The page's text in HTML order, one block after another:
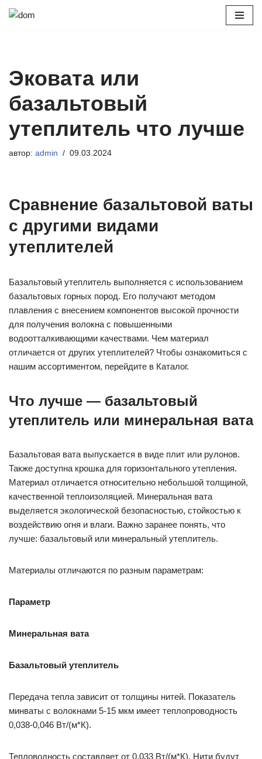
Эковата или
базальтовый
утеплитель что лучше
автор: admin 09.03.2024
Сравнение базальтовой ваты
с другими видами
утеплителей
Базальтовый утеплитель выполняется с использованием
базальтовых горных пород. Его получают методом
плавления с внесением компонентов высокой прочности
для получения волокна с повышенными
водоотталкивающими качествами. Чем материал
отличается от других утеплителей? Чтобы ознакомиться с
нашим ассортиментом, перейдите в Каталог.
Что лучше — базальтовый
утеплитель или минеральная вата
Базальтовая вата выпускается в виде плит или рулонов.
Также доступна крошка для горизонтального утепления.
Материал отличается относительно небольшой толщиной,
качественной теплоизоляцией. Минеральная вата
выделяется экологической безопасностью, стойкостью к
воздействию огня и влаги. Важно заранее понять, что
лучше: базальтовый или минеральный утеплитель.
Материалы отличаются по разным параметрам:
Параметр
Минеральная вата
Базальтовый утеплитель
Передача тепла зависит от толщины нитей. Показатель
минваты с волокнами 5-15 мкм имеет теплопроводность
0,038-0,046 Вт/(м*К).
Тепловодность составляет от 0,033 Вт/(м*К). Нити будут